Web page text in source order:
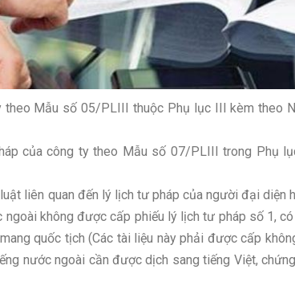
theo Mẫu số 05/PLIII thuộc Phụ lục III kèm theo
của công ty theo Mẫu số 07/PLIII trong Phụ
liên quan đến lý lịch tư pháp của người đại diện
không được cấp phiếu lý lịch tư pháp số 1,
quốc tịch (Các tài liệu này phải được cấp
nước ngoài cần được dịch sang tiếng Việt,